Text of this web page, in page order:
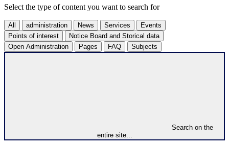
Select the type of content you want to search for
All administration News Services
Events
Points of interest
Notice Board and Storical data
Open Administration
Pages FAQ Subjects
Search on the
entire site...